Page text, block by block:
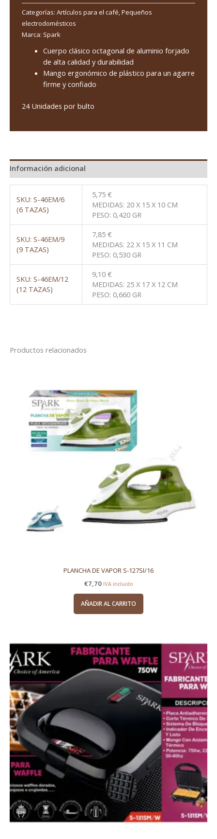
Categorías: Artículos para el café,Pequeños
electrodomésticos
Marca: Spark
Cuerpo clásico octagonal de aluminio forjado
de alta calidad y durabilidad
Mango ergonómico de plástico para un agarre
firme y confiado
24 Unidades por bulto
Información adicional
SKU: S-46EM/6
(6 TAZAS)
5,75 €
MEDIDAS: 20 X 15 X 10 CM
PESO: 0,420 GR
SKU: S-46EM/9
(9 TAZAS)
7,85 €
MEDIDAS: 22 X 15 X 11 CM
PESO: 0,530 GR
SKU: S-46EM/12
(12 TAZAS)
9,10 €
MEDIDAS: 25 X 17 X 12 CM
PESO: 0,660 GR
Productos relacionados
PLANCHA DE VAPOR S-127SI/16
€7,70 IVA incluido
AÑADIR AL CARRITO